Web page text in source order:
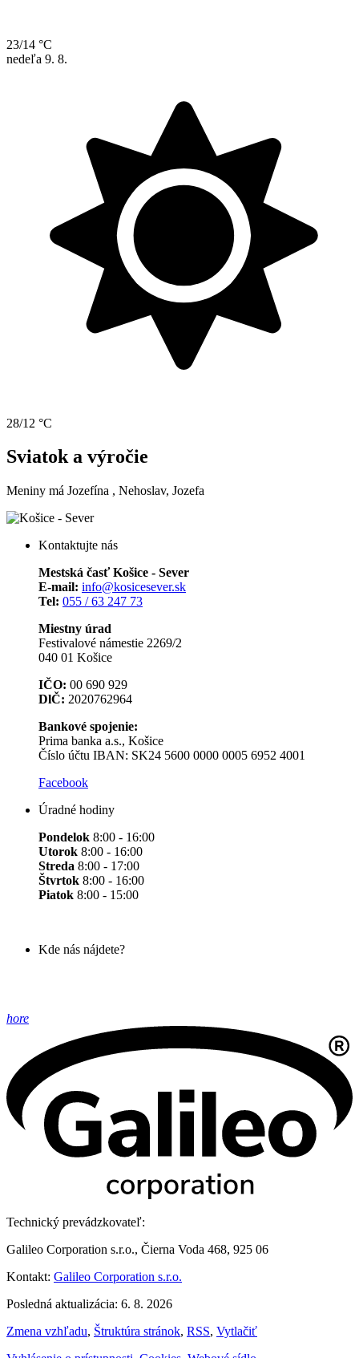
23/14 °C
nedeľa 9. 8.
28/12 °C
Sviatok a výročie
Meniny má Jozefína , Nehoslav, Jozefa
Kontaktujte nás
Mestská časť Košice - Sever
E-mail: info@kosicesever.sk
Tel: 055 / 63 247 73
Miestny úrad
Festivalové námestie 2269/2
040 01 Košice
IČO: 00 690 929
DlČ: 2020762964
Bankové spojenie:
Prima banka a.s., Košice
Číslo účtu IBAN: SK24 5600 0000 0005 6952 4001
Facebook
Úradné hodiny
Pondelok 8:00 - 16:00
Utorok 8:00 - 16:00
Streda 8:00 - 17:00
Štvrtok 8:00 - 16:00
Piatok 8:00 - 15:00
Kde nás nájdete?
hore
Technický prevádzkovateľ:
Galileo Corporation s.r.o., Čierna Voda 468, 925 06
Kontakt: Galileo Corporation s.r.o.
Posledná aktualizácia: 6. 8. 2026
Zmena vzhľadu, Štruktúra stránok, RSS, Vytlačiť